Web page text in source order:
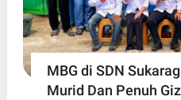
MBG di SDN
Murid Dan Penuh